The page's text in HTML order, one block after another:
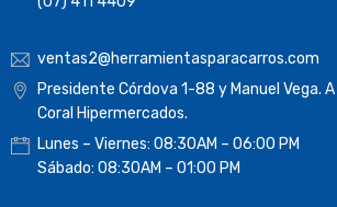
ventas2@herramientasparacarros.com
Presidente Córdova 1-88 y Manuel Vega.
Coral Hipermercados.
Lunes – Viernes: 08:30AM – 06:00 PM
Sábado: 08:30AM – 01:00 PM